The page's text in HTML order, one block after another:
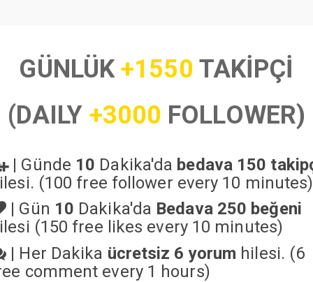
GÜNLÜK+1550 TAKİPÇİ
(DAILY +3000 FOLLOWER)
| Günde 10 Dakika'da bedava 150
(100 free follower every 10 minutes)
| Gün 10 Dakika'da Bedava 250 beğeni
(150 free likes every 10 minutes)
| Her Dakika ücretsiz 6 yorum hilesi. (6
comment every 1 hours)